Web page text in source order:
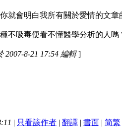
你就會明白我所有關於愛情的文章
不吸毒便看不懂醫學分析的人嗎
2007-8-21 17:54 編輯]
| 只看該作者 | 翻譯 | 書面 | 简繁